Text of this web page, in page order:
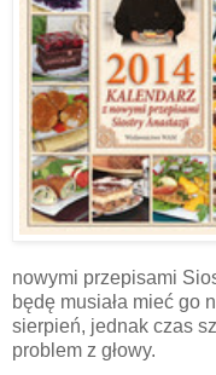
nowymi przepisami
będę musiała mieć go
sierpień, jednak czas
problem z głowy.